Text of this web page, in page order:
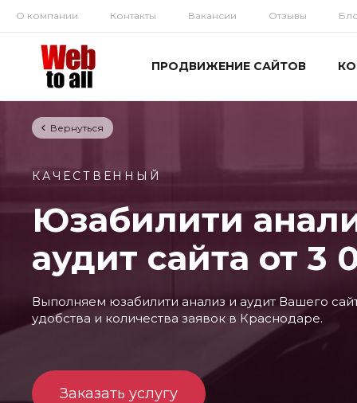
О компании Контакты Вакансии Отзывы
ПРОДВИЖЕНИЕ САЙТОВ
Вернуться
КАЧЕСТВЕННЫЙ
Юзабилити
аудит сайта от 3
Выполняем юзабилити анализ и аудит Вашего
удобства и количества заявок в Краснодаре.
Заказать услугу